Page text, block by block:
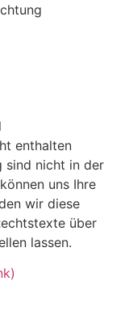
enthalten
sind nicht in der
uns Ihre
wir diese
über
lassen.